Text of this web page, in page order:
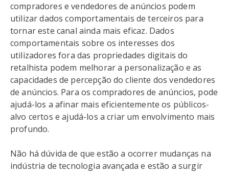
compradores e vendedores de anúncios podem
utilizar dados comportamentais de terceiros para
tornar este canal ainda mais eficaz. Dados
comportamentais sobre os interesses dos
utilizadores fora das propriedades digitais do
retalhista podem melhorar a personalização e as
capacidades de percepção do cliente dos vendedores
de anúncios. Para os compradores de anúncios, pode
ajudá-los a afinar mais eficientemente os públicos-
alvo certos e ajudá-los a criar um envolvimento mais
profundo.
Não há dúvida de que estão a ocorrer mudanças na
indústria de tecnologia avançada e estão a surgir